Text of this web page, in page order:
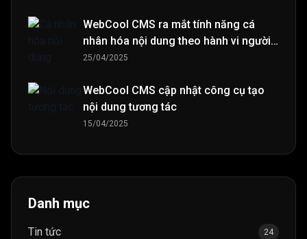
WebCool CMS ra mắt tính năng cá
nhân hóa nội dung theo hành vi người
đọc
25/04/2025
WebCool CMS cập nhật công cụ tạo
nội dung tương tác
15/04/2025
Danh mục
Tin tức 24